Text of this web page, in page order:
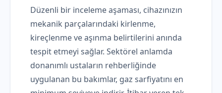
Düzenli bir inceleme aşaması, cihazınızın
mekanik parçalarındaki kirlenme,
kireçlenme ve aşınma belirtilerini anında
tespit etmeyi sağlar. Sektörel anlamda
donanımlı ustaların rehberliğinde
uygulanan bu bakımlar, gaz sarfiyatını en